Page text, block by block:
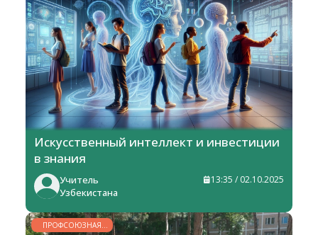
Искусственный интеллект и инвестиции
в знания
Учитель
Узбекистана
13:35 / 02.10.2025
ПРОФСОЮЗНАЯ